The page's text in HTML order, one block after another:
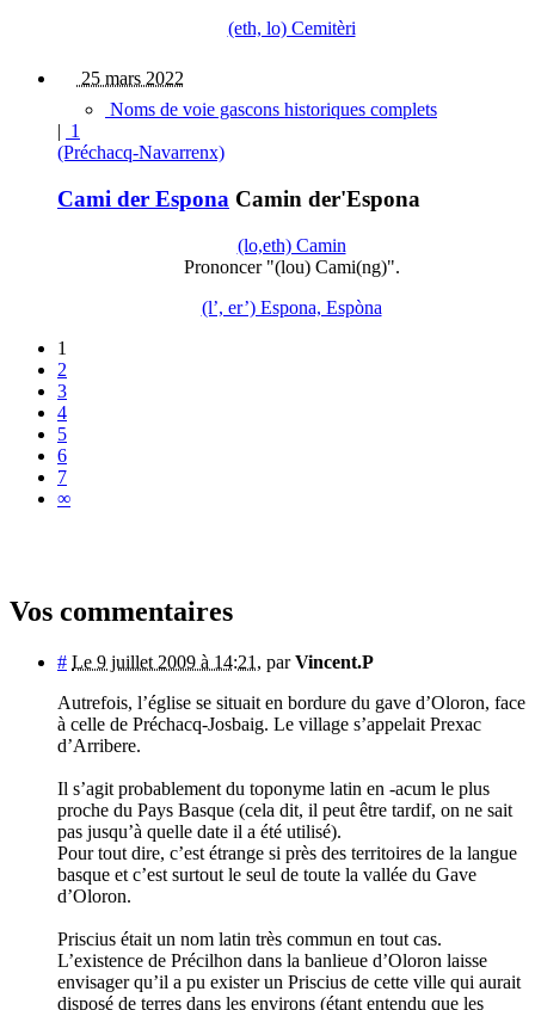
(eth, lo) Cemitèri
25 mars 2022
Noms de voie gascons historiques complets
| 1
(Préchacq-Navarrenx)
Cami der Espona Camin der'Espona
(lo,eth) Camin
Prononcer "(lou) Cami(ng)".
(l’, er’) Espona, Espòna
1
2
3
4
5
6
7
∞
Vos commentaires
# Le 9 juillet 2009 à 14:21 , parVincent.P
Autrefois, l’église se situait en bordure du gave d’Oloron, face
à celle de Préchacq-Josbaig. Le village s’appelait Prexac
d’Arribere.
Il s’agit probablement du toponyme latin en -acum le plus
proche du Pays Basque (cela dit, il peut être tardif, on ne sait
pas jusqu’à quelle date il a été utilisé).
Pour tout dire, c’est étrange si près des territoires de la langue
basque et c’est surtout le seul de toute la vallée du Gave
d’Oloron.
Priscius était un nom latin très commun en tout cas.
L’existence de Précilhon dans la banlieue d’Oloron laisse
envisager qu’il a pu exister un Priscius de cette ville qui aurait
disposé de terres dans les environs (étant entendu que les